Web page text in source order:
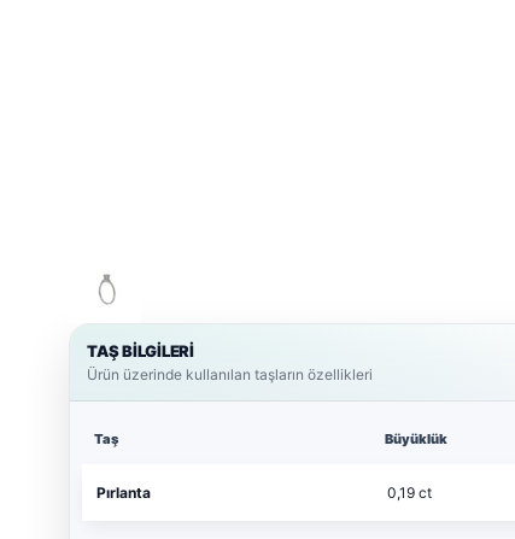
TAŞ BİLGİLERİ
Ürün üzerinde kullanılan taşların özellikleri
Taş Büyüklük
Pırlanta 0,19 ct